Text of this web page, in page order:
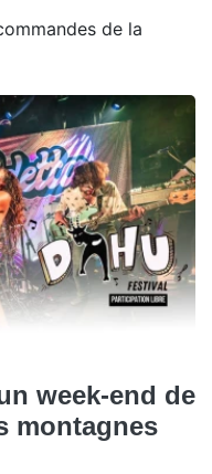
de la
week-end de
montagnes